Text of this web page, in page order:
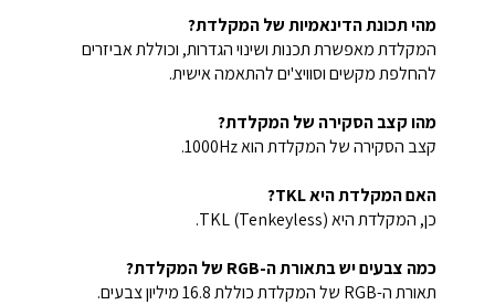
מהי תכונת הדינאמיות של המקלדת?
המקלדת מאפשרת תכנות ושינוי הגדרות, וכוללת אביזרים
להחלפת מקשים וסוויצ'ים להתאמה אישית.
מהו קצב הסקירה של המקלדת?
קצב הסקירה של המקלדת הוא 1000Hz.
האם המקלדת היא TKL?
כן, המקלדת היא TKL (Tenkeyless).
כמה צבעים יש בתאורת ה-RGB של המקלדת?
תאורת ה-RGB של המקלדת כוללת 16.8 מיליון צבעים.